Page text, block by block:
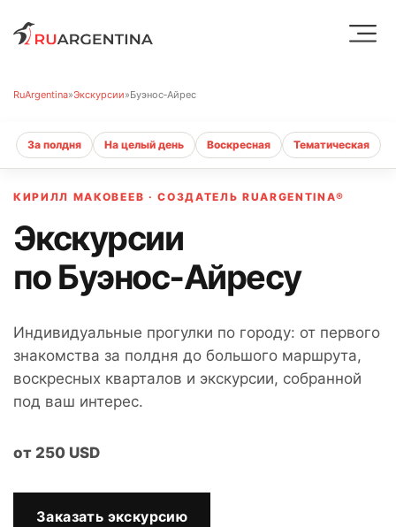
RuArgentina»Экскурсии»Буэнос‑Айрес
За полдня На целый день Воскресная Тематическая
КИРИЛЛ МАКОВЕЕВ · СОЗДАТЕЛЬ RUARGENTINA®
Экскурсии
по Буэнос‑Айресу
Индивидуальные прогулки по городу: от первого
знакомства за полдня до большого маршрута,
воскресных кварталов и экскурсии, собранной
под ваш интерес.
от 250 USD
Заказать экскурсию